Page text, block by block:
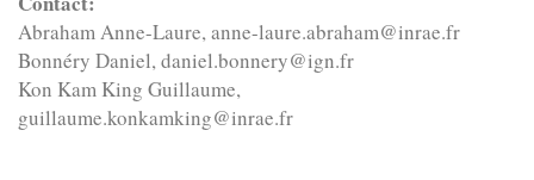
Abraham Anne-Laure, anne-laure.abraham@inrae.fr
Bonnéry Daniel, daniel.bonnery@ign.fr
Kon Kam King Guillaume,
guillaume.konkamking@inrae.fr